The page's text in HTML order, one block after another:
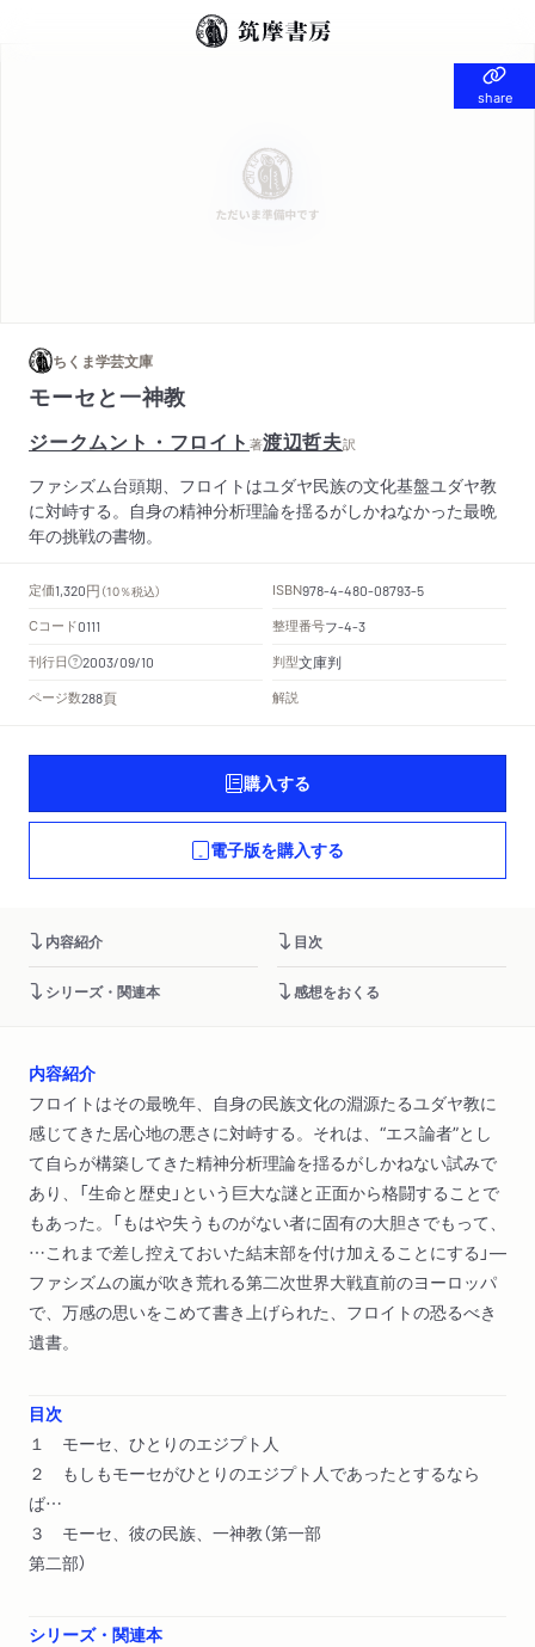
share
share
ちくま学芸文庫
モーセと一神教
ジークムント・フロイト 著渡辺哲夫訳
ファシズム台頭期、フロイトはユダヤ民族の文化基盤ユダヤ教
に対峙する。自身の精神分析理論を揺るがしかねなかった最晩
年の挑戦の書物。
定価1,320円 （10％税込） ISBN978-4-480-08793-5
Cコード0111 整理番号フ-4-3
刊行日 2003/09/10 判型文庫判
ページ数288頁 解説
購入する
電子版を購入する
内容紹介 目次
シリーズ・関連本 感想をおくる
内容紹介
フロイトはその最晩年、自身の民族文化の淵源たるユダヤ教に
感じてきた居心地の悪さに対峙する。それは、“エス論者”とし
て自らが構築してきた精神分析理論を揺るがしかねない試みで
あり、「生命と歴史」という巨大な謎と正面から格闘することで
もあった。「もはや失うものがない者に固有の大胆さでもって、
…これまで差し控えておいた結末部を付け加えることにする」―
ファシズムの嵐が吹き荒れる第二次世界大戦直前のヨーロッパ
で、万感の思いをこめて書き上げられた、フロイトの恐るべき
遺書。
目次
１ モーセ、ひとりのエジプト人
２ もしもモーセがひとりのエジプト人であったとするなら
ば…
３ モーセ、彼の民族、一神教（第一部
第二部）
シリーズ・関連本